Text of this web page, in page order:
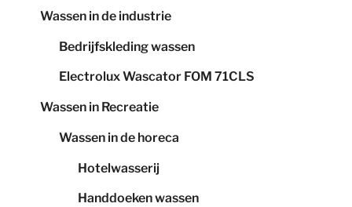
Wassen in de industrie
Bedrijfskleding wassen
Electrolux Wascator FOM 71CLS
Wassen in Recreatie
Wassen in de horeca
Hotelwasserij
Handdoeken wassen